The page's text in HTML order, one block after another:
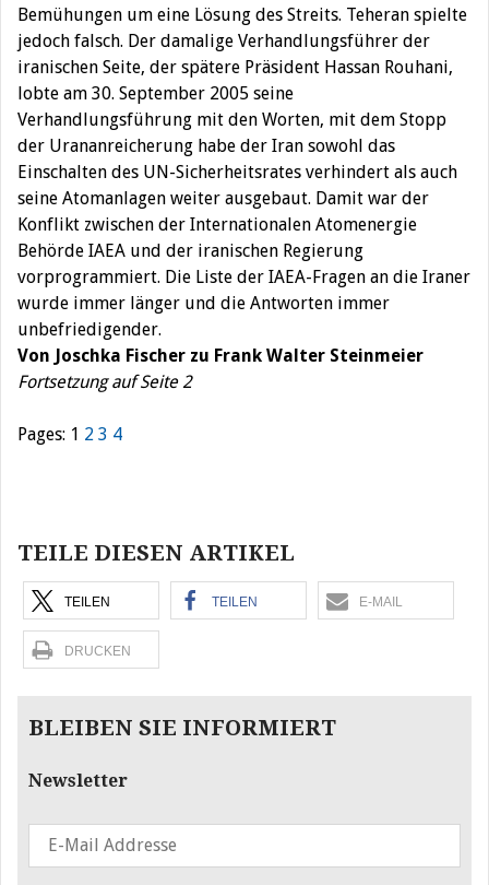
Bemühungen um eine Lösung des Streits. Teheran spielte
jedoch falsch. Der damalige Verhandlungsführer der
iranischen Seite, der spätere Präsident Hassan Rouhani,
lobte am 30. September 2005 seine
Verhandlungsführung mit den Worten, mit dem Stopp
der Urananreicherung habe der Iran sowohl das
Einschalten des UN-Sicherheitsrates verhindert als auch
seine Atomanlagen weiter ausgebaut. Damit war der
Konflikt zwischen der Internationalen Atomenergie
Behörde IAEA und der iranischen Regierung
vorprogrammiert. Die Liste der IAEA-Fragen an die Iraner
wurde immer länger und die Antworten immer
unbefriedigender.
Von Joschka Fischer zu Frank Walter Steinmeier
Fortsetzung auf Seite 2
Pages: 1 2 3 4
TEILE DIESEN ARTIKEL
TEILEN TEILEN E-MAIL
DRUCKEN
BLEIBEN SIE INFORMIERT
Newsletter